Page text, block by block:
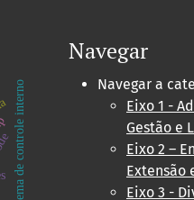
sistema de controle interno
Navegar
Navegar a
Eixo 1 -
Gestão e
Eixo 2 –
Extensão
Eixo 3 -